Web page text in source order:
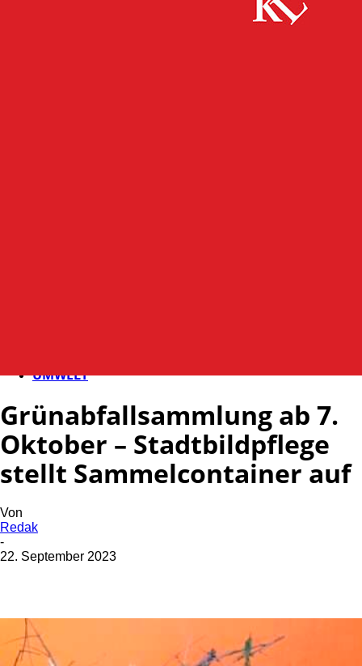
UMWELT
Grünabfallsammlung ab 7.
Oktober – Stadtbildpflege
stellt Sammelcontainer auf
Von
Redak
-
22. September 2023